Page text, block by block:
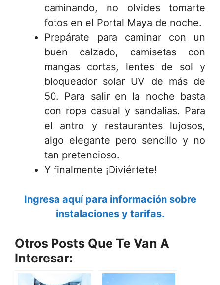
caminando, no olvides tomarte
fotos en el Portal Maya de noche.
Prepárate para caminar con un
buen calzado, camisetas con
mangas cortas, lentes de sol y
bloqueador solar UV de más de
50. Para salir en la noche basta
con ropa casual y sandalias. Para
el antro y restaurantes lujosos,
algo elegante pero sencillo y no
tan pretencioso.
Y finalmente ¡Diviértete!
Ingresa aquí para información sobre
instalaciones y tarifas.
Otros Posts Que Te Van A
Interesar: